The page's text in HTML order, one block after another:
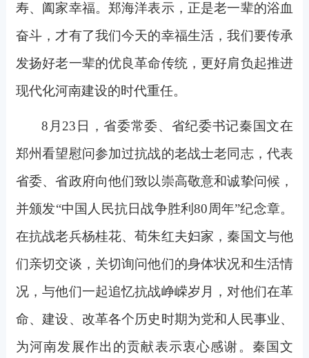
寿、阖家幸福。郑海洋表示，正是老一辈的浴血
奋斗，才有了我们今天的幸福生活，我们要传承
发扬好老一辈的优良革命传统，更好肩负起推进
现代化河南建设的时代重任。
8 月23日，省委常委、省纪委书记秦国文在
郑州看望慰问参加过抗战的老战士老同志，代表
省委、省政府向他们致以崇高敬意和诚挚问候，
并颁发“中国人民抗日战争胜利80周年”纪念章。
在抗战老兵杨桂花、荀朱红夫妇家，秦国文与他
们亲切交谈，关切询问他们的身体状况和生活情
况，与他们一起追忆抗战峥嵘岁月，对他们在革
命、建设、改革各个历史时期为党和人民事业、
为河南发展作出的贡献表示衷心感谢。秦国文